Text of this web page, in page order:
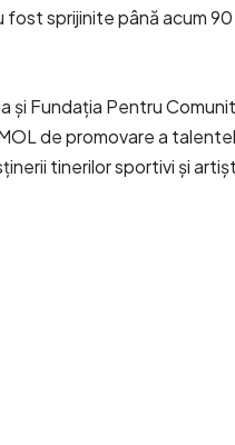
fost sprijinite până acum
și Fundația Pentru
de promovare a
tinerilor sportivi și